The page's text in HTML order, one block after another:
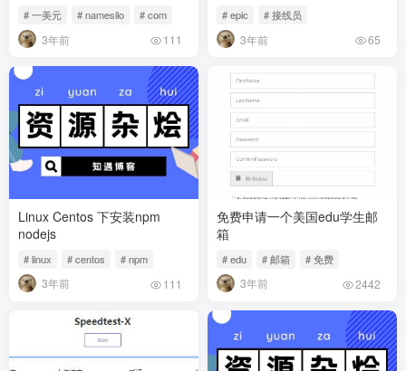
# 一美元 # namesilo # com
3年前 111
# epic # 接线员
3年前 65
Linux Centos 下安装npm
nodejs
# linux # centos # npm
3年前 111
免费申请一个美国edu学生邮
箱
# edu # 邮箱 # 免费
3年前 2442